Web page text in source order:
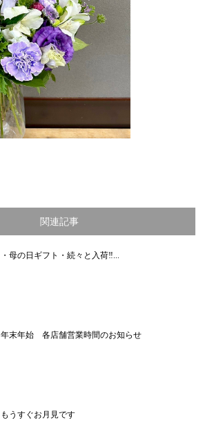
関連記事
・母の日ギフト・続々と入荷‼...
年末年始 各店舗営業時間のお知らせ
もうすぐお月見です